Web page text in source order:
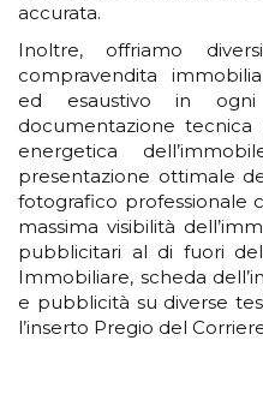
accurata.
Inoltre, offriamo
compravendita
ed esaustivo in ogni
documentazione
energetica
presentazione ottimale
fotografico professionale
massima visibilità
pubblicitari al di fuori
Immobiliare, scheda
e pubblicità su diverse
l’inserto Pregio del